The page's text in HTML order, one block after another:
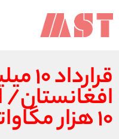
۱۰ هزار مگاواتی شبکه برق